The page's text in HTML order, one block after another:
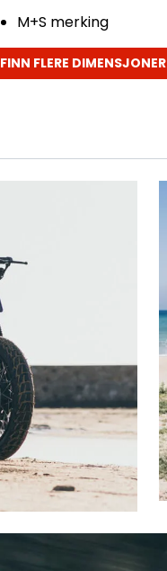
M+S merking
FINN FLERE DIMENSJONER